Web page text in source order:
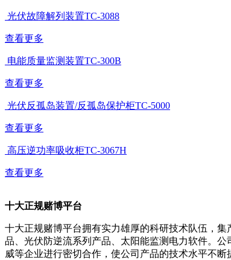
光伏故障解列装置TC-3088
查看更多
电能质量监测装置TC-300B
查看更多
光伏反孤岛装置/反孤岛保护柜TC-5000
查看更多
高压逆功率吸收柜TC-3067H
查看更多
十大正规赌博平台
十大正规赌博平台拥有实力雄厚的科研技术队伍，
品、光伏防逆流系列产品、太阳能监测电力软件。
威等企业进行密切合作，使公司产品的技术水平不